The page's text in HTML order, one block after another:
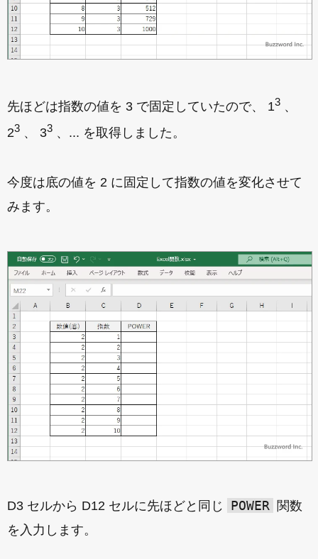
先ほどは指数の値を 3 で固定していたので、 13 、
23 、 33 、... を取得しました。
今度は底の値を 2 に固定して指数の値を変化させて
みます。
D3 セルから D12 セルに先ほどと同じ POWER
関数
を入力します。